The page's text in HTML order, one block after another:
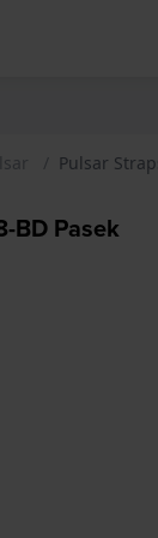
Pulsar
BD Pasek